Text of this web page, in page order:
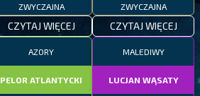
ZWYCZAJNA
CZYTAJ WIĘCEJ
ZWYCZAJNA
CZYTAJ WIĘCEJ
AZORY
PELOR ATLANTYCKI
MALEDIWY
LUCJAN WĄSATY